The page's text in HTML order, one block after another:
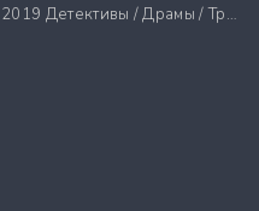
2019 Детективы / Драмы / Триллеры / Ужасы